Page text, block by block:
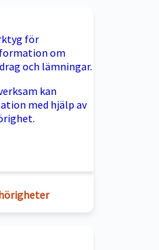
för
om
och lämningar.
kan
med hjälp av